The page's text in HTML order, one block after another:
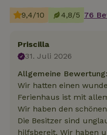
9,4/10 4,8/5 76
Priscilla
31. Juli 2026
Allgemeine
Wir hatten einen
Ferienhaus ist mit
Wir haben den
Die Besitzer sind
hilfsbereit. Wir haben